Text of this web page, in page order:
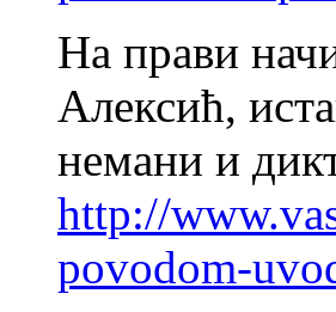
На прави
Алексић,
немани и
http://
povodom-